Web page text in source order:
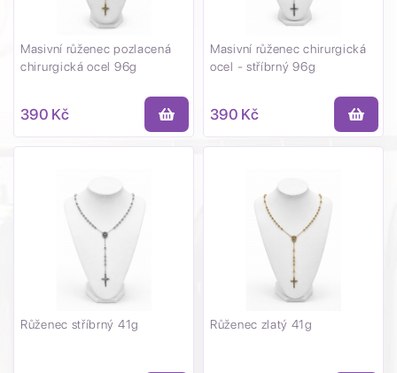
Masivní růženec pozlacená
chirurgická ocel 96g
390 Kč
Masivní růženec chirurgická
ocel - stříbrný 96g
390 Kč
Růženec stříbrný 41g Růženec zlatý 41g